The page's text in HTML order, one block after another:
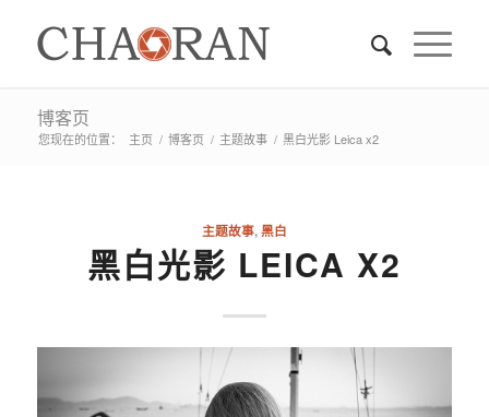
博客页
您现在的位置： 主页 / 博客页 / 主题故事 / 黑白光影 Leica x2
主题故事,黑白
黑白光影 LEICA X2